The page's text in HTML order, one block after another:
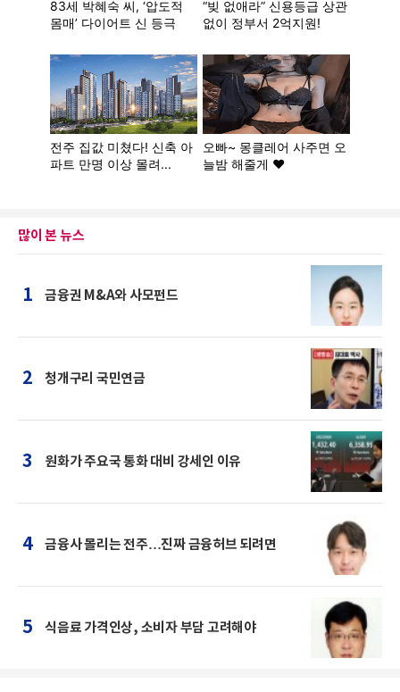
많이 본 뉴스
1 금융권 M&A와 사모펀드
2 청개구리 국민연금
3 원화가 주요국 통화 대비 강세인 이유
4 금융사 몰리는 전주…진짜 금융허브 되려면
5 식음료 가격인상, 소비자 부담 고려해야